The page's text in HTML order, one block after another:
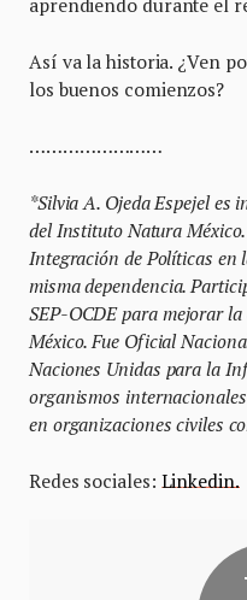
Así va la historia. ¿Ven
los buenos comienzos?
……………………
*Silvia A. Ojeda Espejel es
del Instituto Natura
Integración de Políticas en
misma dependencia.
SEP-OCDE para mejorar
México. Fue Oficial
Naciones Unidas para la
organismos
en organizaciones civiles
Redes sociales: Linkedin.